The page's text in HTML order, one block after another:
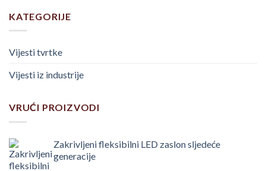
KATEGORIJE
Vijesti tvrtke
Vijesti iz industrije
VRUĆI PROIZVODI
Zakrivljeni fleksibilni LED zaslon sljedeće
generacije